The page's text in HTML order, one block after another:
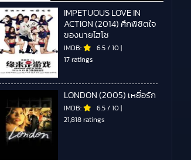
IMPETUOUS LOVE IN
ACTION (2014) ศึกพิชิตใจ
ของนายไฮโซ
IMDB: 6.5 / 10 |
17 ratings
LONDON (2005) เหยื่อรัก
IMDB: 6.5 / 10 |
21,818 ratings